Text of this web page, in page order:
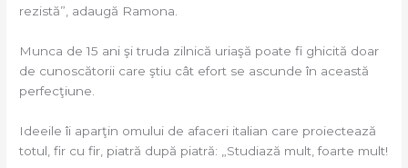
rezistă”, adaugă Ramona.
Munca de 15 ani şi truda zilnică uriaşă poate fi ghicită doar
de cunoscătorii care ştiu cât efort se ascunde în această
perfecţiune.
Ideeile îi aparţin omului de afaceri italian care proiectează
totul, fir cu fir, piatră după piatră: „Studiază mult, foarte mult!